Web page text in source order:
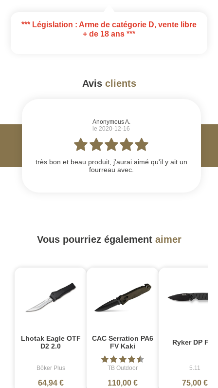
*** Législation : Arme de catégorie D, vente libre
+ de 18 ans ***
Avis clients
Anonymous A.
le 2020-12-16
très bon et beau produit, j'aurai aimé qu'il y ait un
fourreau avec.
Vous pourriez également aimer
Lhotak Eagle OTF
D2 2.0
Böker Plus
64,94 €
CAC Serration PA6
FV Kaki
TB Outdoor
110,00 €
Ryker DP Full
5.11
75,00 €